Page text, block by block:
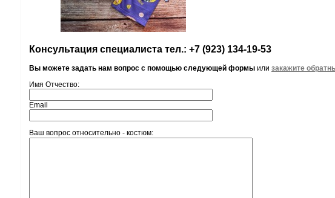
Консультация специалиста тел.: +7 (923) 134-19-53
Вы можете задать нам вопрос с помощью следующей формы или закажите
Имя Отчество:
Email
Ваш вопрос относительно - костюм: